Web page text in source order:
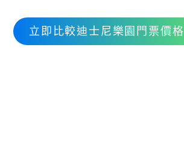
立即比較迪士尼樂園門票價格